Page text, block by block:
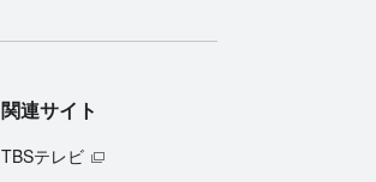
関連サイト
TBSテレビ